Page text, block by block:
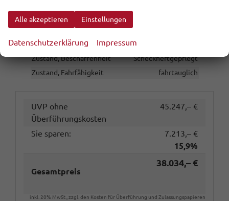
Stützlast
Tageszulassung
Zustand
Zustand, Beschaffenheit
Scheckheftgepflegt
Zustand, Fahrfähigkeit
fahrtauglich
UVP ohne
Überführungskosten
45.247,– €
Sie sparen:
7.213,– €
15,9%
Gesamtpreis
38.034,– €
inkl. 20% MwSt., zzgl. den Kosten für Überführung und Zulassungspapieren
Alle akzeptieren Einstellungen
Datenschutzerklärung Impressum